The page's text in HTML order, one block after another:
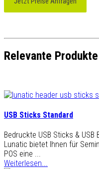
Relevante Produkte
USB Sticks Standard
Bedruckte USB Sticks &
Lunatic bietet Ihnen für
POS eine ...
Weiterlesen...